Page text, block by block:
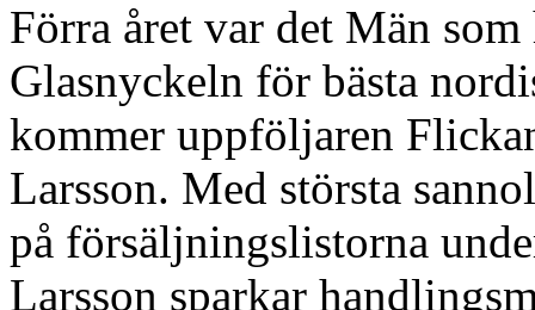
Förra året var det Män
Glasnyckeln för bästa
kommer uppföljaren
Larsson. Med största
på försäljningslistorna
Larsson sparkar